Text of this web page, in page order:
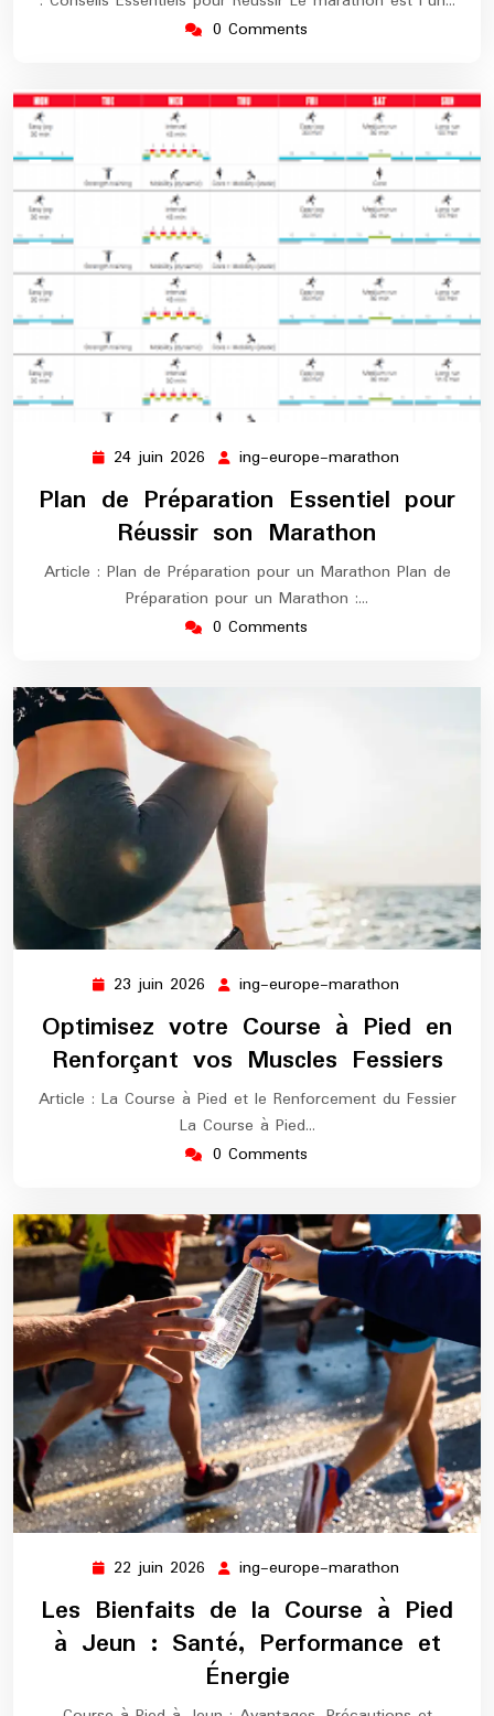
0 Comments
24 juin 2026 24
2026
ing-europe-marathon
marathon
Plan de Préparation Essentiel pour
Réussir son Marathon
Article : Plan de Préparation pour un Marathon Plan de
Préparation pour un Marathon :…
0 Comments
23 juin 2026 23
2026
ing-europe-marathon
europe-
marathon
Optimisez votre Course à Pied en
Renforçant vos Muscles Fessiers
Article : La Course à Pied et le Renforcement du Fessier
La Course à Pied…
0 Comments
22 juin 2026 22
juin
2026
ing-europe-marathon
europe-
marathon
Les Bienfaits de la Course à Pied
à Jeun : Santé, Performance et
Énergie